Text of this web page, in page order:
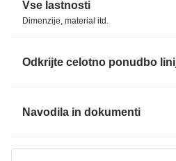
Vse lastnosti
Dimenzije, material itd.
Odkrijte celotno ponudbo
Navodila in dokumenti